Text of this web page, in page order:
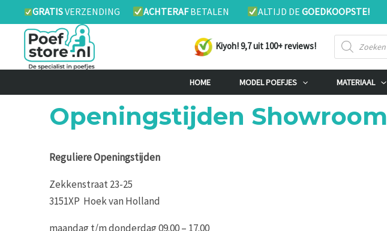
naar
inhoud
GRATISVERZENDING ACHTERAFBETALEN ALTIJD DEGOEDKOOPSTE!
Kiyoh! 9,7 uit 100+ reviews!
Producten
zoeken
HOME MODEL POEFJES MATERIAAL
Openingstijden Showroom
Reguliere Openingstijden
Zekkenstraat 23-25
3151XP Hoek van Holland
maandag t/m donderdag 09.00 – 17.00